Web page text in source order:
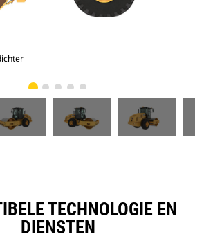
TECHNOLOGIE EN
DIENSTEN